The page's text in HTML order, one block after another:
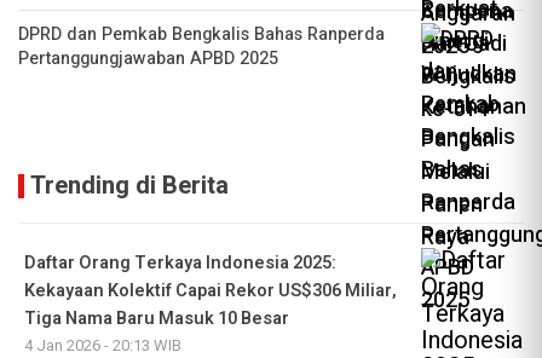
DPRD dan Pemkab Bengkalis Bahas Ranperda
Pertanggungjawaban APBD 2025
Trending di Berita
Daftar Orang Terkaya Indonesia 2025:
Kekayaan Kolektif Capai Rekor US$306 Miliar,
Tiga Nama Baru Masuk 10 Besar
4 Jan 2026 - 20:13 WIB